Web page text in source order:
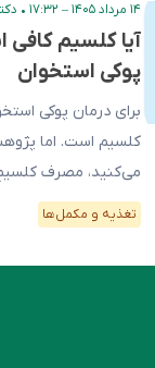
۱۴ مرداد ۱۴۰۵ – ۱۷:۳۲ •
آیا کلسیم
پوکی استخوان
برای درمان پوکی
کلسیم است. اما
می‌کنید، مصرف کلسیمِ
شرایط، مقدار
باشد. پژوهشگران وضعیت ۵۸۶ زن با میانهٔ سنی ۶۷
تغذیه و مکمل‌ها